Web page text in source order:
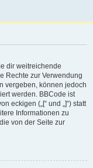
dir weitreichende
Rechte zur Verwendung
vergeben, können jedoch
werden. BBCode ist
eckigen („[“ und „]“) statt
Informationen zu
von der Seite zur